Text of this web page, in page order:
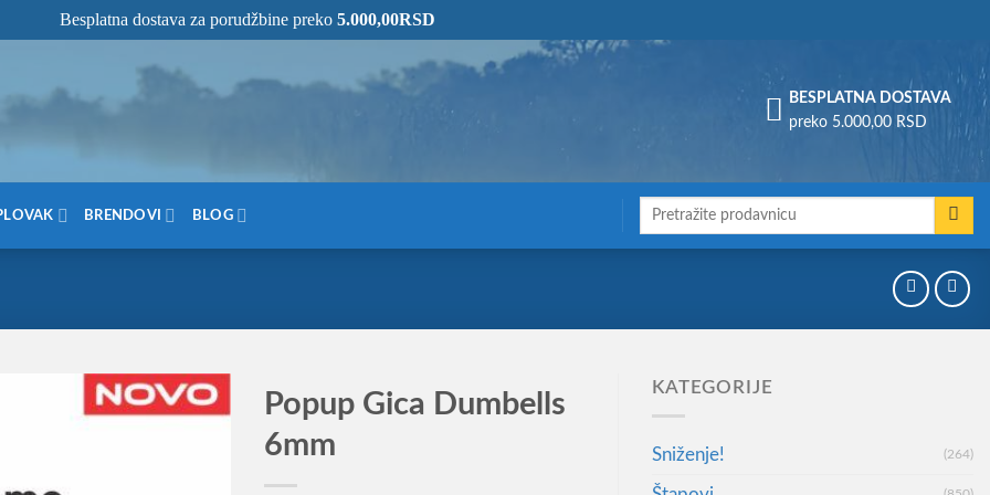
MESTU!
BESPLATNA DOSTAVA
preko 5.000,00 RSD
BRENDOVI BLOG
Претрага
Popup Gica Dumbells
6mm
KATEGORIJE
Sniženje! (264)
Besplatna dostava za porudžbine preko 5.000,00RSD